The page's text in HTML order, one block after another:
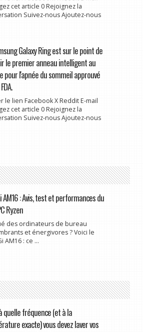
cet article 0 Rejoignez la
Suivez-nous Ajoutez-nous
Galaxy Ring est sur le point de
le premier anneau intelligent au
pour l'apnée du sommeil approuvé
le lien Facebook X Reddit E-mail
cet article 0 Rejoignez la
Suivez-nous Ajoutez-nous
AM16 : Avis, test et performances du
Ryzen
des ordinateurs de bureau
et énergivores ? Voici le
AM16 : ce ...
quelle fréquence (et à la
exacte) vous devez laver vos